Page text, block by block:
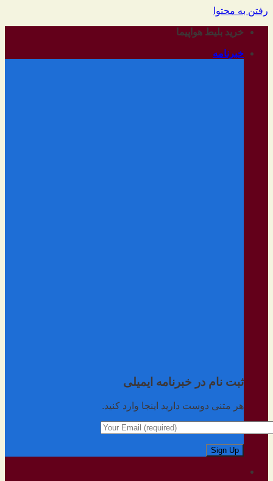
رفتن به محتوا
خرید بلیط هواپیما
خبرنامه
ثبت نام در خبرنامه ایمیلی
هر متنی دوست دارید اینجا وارد کنید.